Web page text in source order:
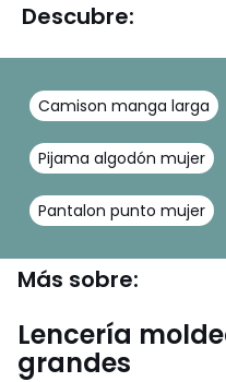
Descubre:
Camison manga larga
Pijama algodón mujer
Pantalon punto mujer
Más sobre:
Lencería
grandes